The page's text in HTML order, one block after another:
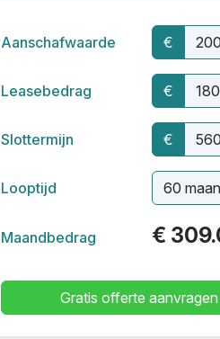
Aanschafwaarde €
Leasebedrag €
Slottermijn €
Looptijd
Maandbedrag €
Gratis offerte aanvragen